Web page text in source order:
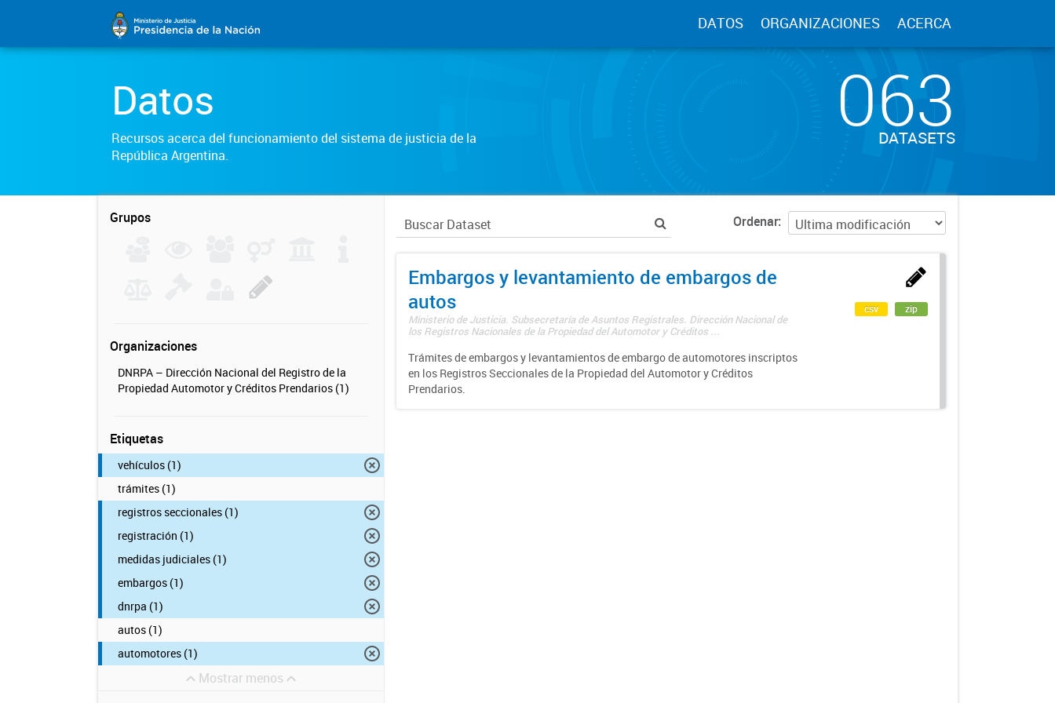
DATOS ORGANIZACIONES ACERCA
Datos
Recursos acerca del funcionamiento del sistema de justicia de la
República Argentina.
063
DATASETS
Grupos
Organizaciones
DNRPA – Dirección Nacional del Registro de la
Propiedad Automotor y Créditos Prendarios (1)
Etiquetas
vehículos (1)
trámites (1)
registros seccionales (1)
registración (1)
medidas judiciales (1)
embargos (1)
dnrpa (1)
autos (1)
automotores (1)
Mostrar menos
Ordenar
Embargos y levantamiento de embargos de
autos
Ministerio de Justicia. Subsecretaría de Asuntos Registrales. Dirección Nacional de
los Registros Nacionales de la Propiedad del Automotor y Créditos ...
Trámites de embargos y levantamientos de embargo de automotores inscriptos
en los Registros Seccionales de la Propiedad del Automotor y Créditos
Prendarios.
csv zip